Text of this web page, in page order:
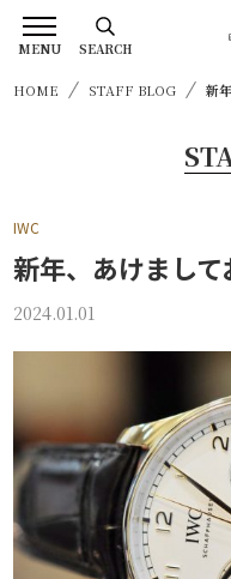
HOME STAFF BLOG 新
IWC
新年、あけまし
2024.01.01
MENU SEARCH